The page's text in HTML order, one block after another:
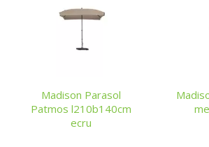
Madison Parasol
Patmos l210b140cm
ecru